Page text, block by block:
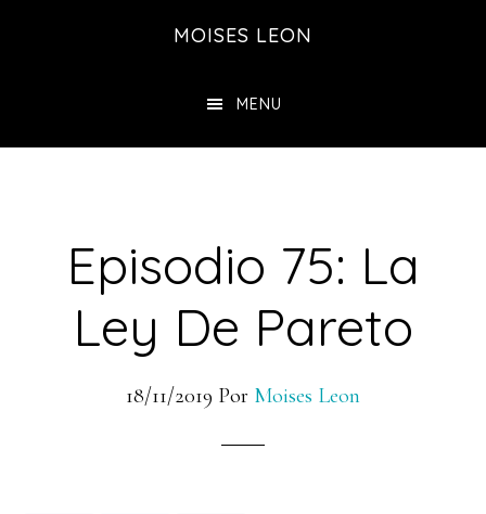
MOISES LEON
MENU
Episodio 75: La
Ley De Pareto
18/11/2019 Por Moises Leon